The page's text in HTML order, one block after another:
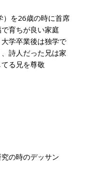
）を26歳の時に首席
育ちが良い家庭
学卒業後は独学で
詩人だった兄は家
る兄を尊敬
の時のデッサン